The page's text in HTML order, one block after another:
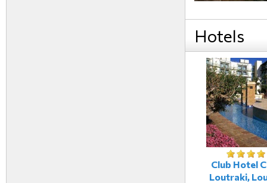
Hotels
Club Hotel
Loutraki,